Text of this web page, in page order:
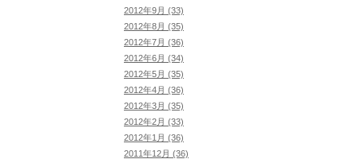
2012年9月 (33)
2012年8月 (35)
2012年7月 (36)
2012年6月 (34)
2012年5月 (35)
2012年4月 (36)
2012年3月 (35)
2012年2月 (33)
2012年1月 (36)
2011年12月 (36)